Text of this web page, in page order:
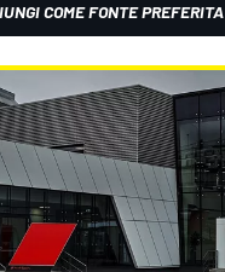
COME FONTE PREFERITA